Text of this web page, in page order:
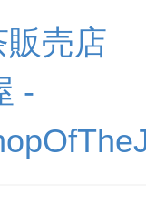
販売店
-